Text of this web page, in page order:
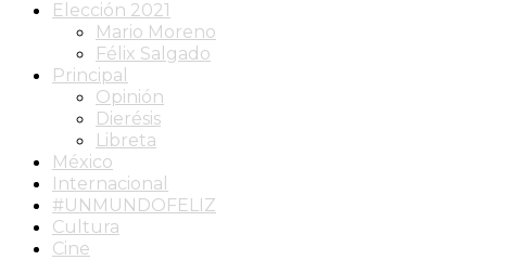
Elección 2021
Mario Moreno
Félix Salgado
Principal
Opinión
Dierésis
Libreta
México
Internacional
#UNMUNDOFELIZ
Cultura
Cine